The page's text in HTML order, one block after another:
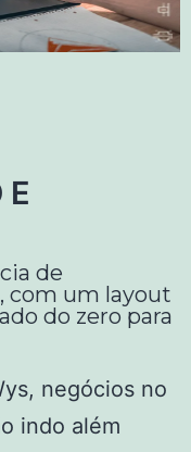
E
de
com um layout
do zero para
negócios no
indo além